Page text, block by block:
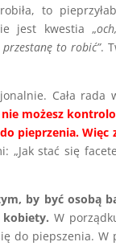
to
jest kwestia „
przestanę to robić”.
Cała rada
nie możesz
pieprzenia. Więc
„Jak stać się
by być osobą
W
do piepszenia.